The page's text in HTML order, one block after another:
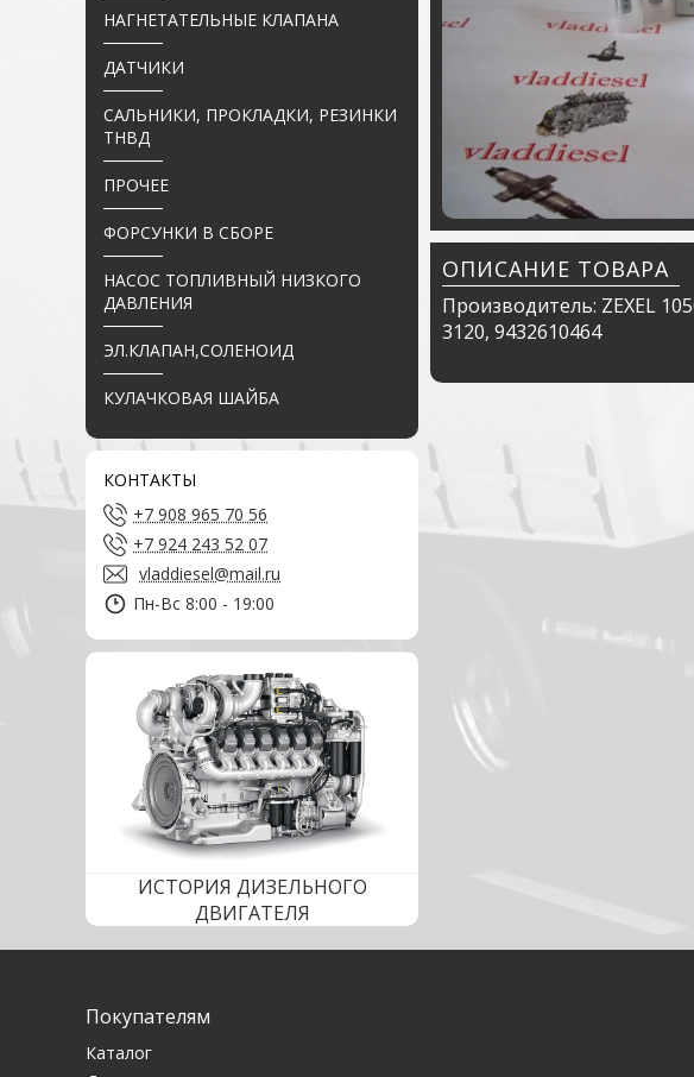
НАГНЕТАТЕЛЬНЫЕ КЛАПАНА
ДАТЧИКИ
САЛЬНИКИ, ПРОКЛАДКИ, РЕЗИНКИ
ТНВД
ПРОЧЕЕ
ФОРСУНКИ В СБОРЕ
НАСОС ТОПЛИВНЫЙ НИЗКОГО
ДАВЛЕНИЯ
ЭЛ.КЛАПАН,СОЛЕНОИД
КУЛАЧКОВАЯ ШАЙБА
КОНТАКТЫ
+7 908 965 70 56
+7 924 243 52 07
vladdiesel@mail.ru
Пн-Вс 8:00 - 19:00
ИСТОРИЯ ДИЗЕЛЬНОГО
ДВИГАТЕЛЯ
ОПИСАНИЕ ТОВАРА
Производитель: ZEXEL
3120, 9432610464
Покупателям
Каталог